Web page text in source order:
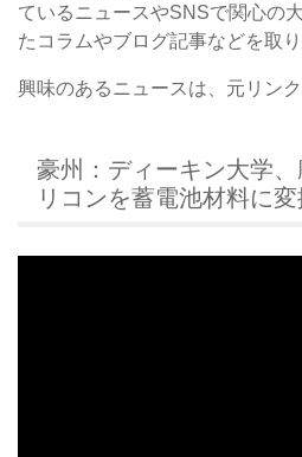
ているニュースやSNSで関心の
たコラムやブログ記事などを取
興味のあるニュースは、元リン
豪州：ディーキン大学
リコンを蓄電池材料に変